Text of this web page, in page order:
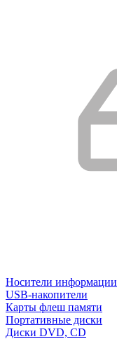
Носители информации
USB-накопители
Карты флеш памяти
Портативные диски
Диски DVD, CD